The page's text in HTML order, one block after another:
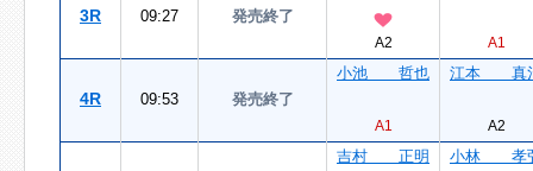
3R 09:27 発売終了
A2 A1
4R 09:53 発売終了
小池 哲也
A1
江本 真
A2
吉村 正明 小林 孝